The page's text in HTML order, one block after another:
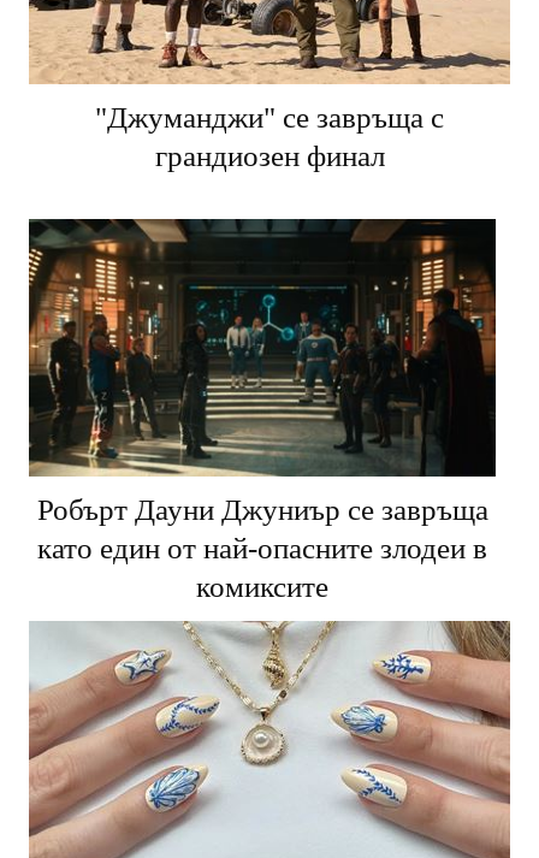
"Джуманджи" се завръща с
грандиозен финал
Робърт Дауни Джуниър се завръща
като един от най-опасните злодеи в
комиксите